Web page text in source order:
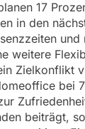
17
in den
weitere
Zielkonflikt
bei
beiträgt,